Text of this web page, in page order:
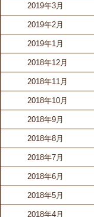
2019年3月
2019年2月
2019年1月
2018年12月
2018年11月
2018年10月
2018年9月
2018年8月
2018年7月
2018年6月
2018年5月
2018年4月